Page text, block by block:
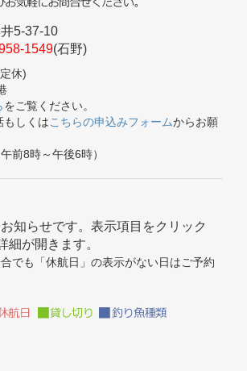
5-37-10
1549(石野)
休)
をご覧ください。
もしくはこちらの申込みフォームからお願
前8時～午後6時）
知らせです。表示項目をクリック
細が開きます。
でも「休航日」の表示がない日はご予約